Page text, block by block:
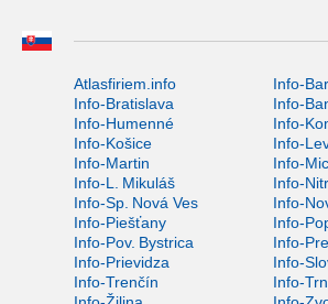
Atlasfiriem.info
Info-
Info-Bratislava
Info-
Info-Humenné
Info-
Info-Košice
Info-
Info-Martin
Info-
Info-L. Mikuláš
Info-
Info-Sp. Nová Ves
Info-
Info-Piešťany
Info-
Info-Pov. Bystrica
Info-
Info-Prievidza
Info-
Info-Trenčín
Info-